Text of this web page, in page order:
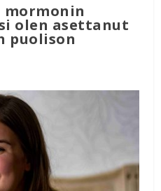
olen asettanut
puolison